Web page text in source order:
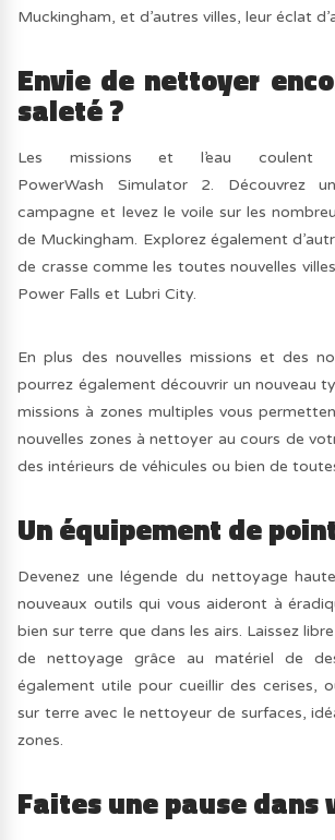
Muckingham, et d’autres villes, leur éclat
Envie de nettoyer
saleté ?
Les missions et l’eau
PowerWash Simulator 2. Découvrez
campagne et levez le voile sur les
de Muckingham. Explorez également
de crasse comme les toutes nouvelles
Power Falls et Lubri City.
En plus des nouvelles missions et des
pourrez également découvrir un nouveau
missions à zones multiples vous
nouvelles zones à nettoyer au cours de
des intérieurs de véhicules ou bien de
Un équipement de
Devenez une légende du nettoyage
nouveaux outils qui vous aideront à
bien sur terre que dans les airs. Laissez
de nettoyage grâce au matériel de
également utile pour cueillir des cerises,
sur terre avec le nettoyeur de surfaces,
zones.
Faites une pause dans